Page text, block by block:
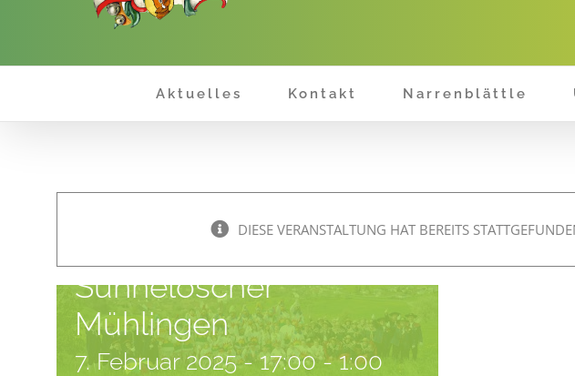
Aktuelles Kontakt Narrenblättle
DIESE VERANSTALTUNG HAT BEREITS
Narrentage
Sunnelöscher
Mühlingen
7. Februar 2025 - 17:00-1:00